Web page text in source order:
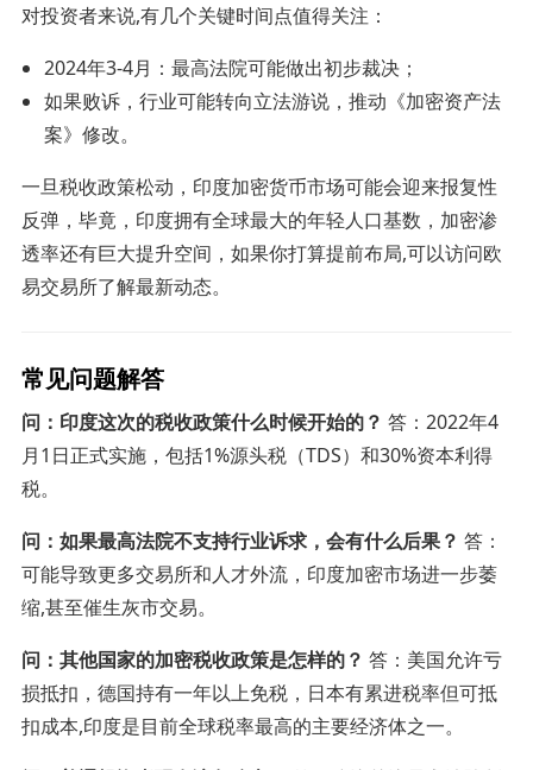
对投资者来说,有几个关键时间点值得关注：
2024年3-4月：最高法院可能做出初步裁决；
如果败诉，行业可能转向立法游说，推动《加密资产法
案》修改。
一旦税收政策松动，印度加密货币市场可能会迎来报复性
反弹，毕竟，印度拥有全球最大的年轻人口基数，加密渗
透率还有巨大提升空间，如果你打算提前布局,可以访问欧
易交易所了解最新动态。
常见问题解答
问：印度这次的税收政策什么时候开始的？ 答：2022年4
月1日正式实施，包括1%源头税（TDS）和30%资本利得
税。
问：如果最高法院不支持行业诉求，会有什么后果？ 答：
可能导致更多交易所和人才外流，印度加密市场进一步萎
缩,甚至催生灰市交易。
问：其他国家的加密税收政策是怎样的？ 答：美国允许亏
损抵扣，德国持有一年以上免税，日本有累进税率但可抵
扣成本,印度是目前全球税率最高的主要经济体之一。